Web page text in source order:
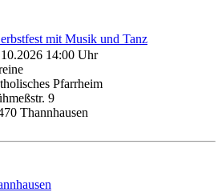
mit Musik und Tanz
14:00 Uhr
Pfarrheim
9
Thannhausen